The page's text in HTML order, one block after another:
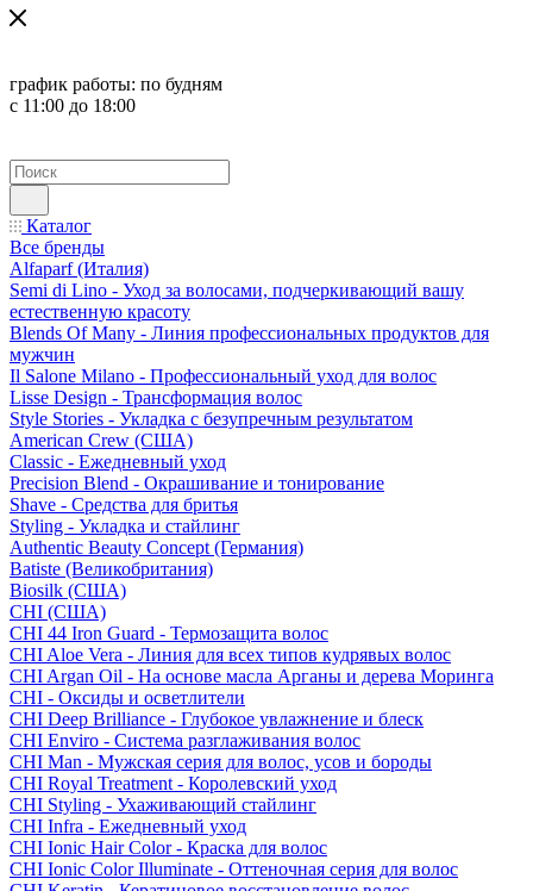
график работы: по будням
с 11:00 до 18:00
Каталог
Все бренды
Alfaparf (Италия)
Semi di Lino - Уход за волосами, подчеркивающий вашу
естественную красоту
Blends Of Many - Линия профессиональных продуктов для
мужчин
Il Salone Milano - Профессиональный уход для волос
Lisse Design - Трансформация волос
Style Stories - Укладка с безупречным результатом
American Crew (США)
Classic - Ежедневный уход
Precision Blend - Окрашивание и тонирование
Shave - Средства для бритья
Styling - Укладка и стайлинг
Authentic Beauty Concept (Германия)
Batiste (Великобритания)
Biosilk (США)
CHI (США)
CHI 44 Iron Guard - Термозащита волос
CHI Aloe Vera - Линия для всех типов кудрявых волос
CHI Argan Oil - На основе масла Арганы и дерева Моринга
CHI - Оксиды и осветлители
CHI Deep Brilliance - Глубокое увлажнение и блеск
CHI Enviro - Система разглаживания волос
CHI Man - Мужская серия для волос, усов и бороды
CHI Royal Treatment - Королевский уход
CHI Styling - Ухаживающий стайлинг
CHI Infra - Ежедневный уход
CHI Ionic Hair Color - Краска для волос
CHI Ionic Color Illuminate - Оттеночная серия для волос